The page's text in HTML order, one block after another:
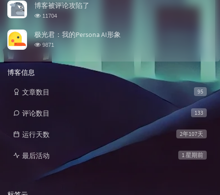
博客被评论攻陷了
浏览次数:
11704
极光君：我的Persona AI形象
浏览次数:
9871
博客信息
95
文章数目
133
评论数目
2年107天
运行天数
1 星期前
最后活动